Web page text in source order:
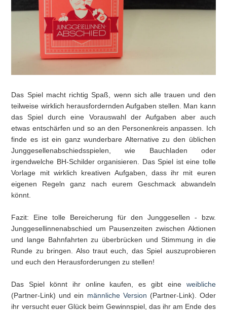
Das Spiel macht richtig Spaß, wenn sich alle trauen und den
teilweise wirklich herausfordernden Aufgaben stellen. Man kann
das Spiel durch eine Vorauswahl der Aufgaben aber auch
etwas entschärfen und so an den Personenkreis anpassen. Ich
finde es ist ein ganz wunderbare Alternative zu den üblichen
Junggesellenabschiedsspielen, wie Bauchladen oder
irgendwelche BH-Schilder organisieren. Das Spiel ist eine tolle
Vorlage mit wirklich kreativen Aufgaben, dass ihr mit euren
eigenen Regeln ganz nach eurem Geschmack abwandeln
könnt.
Fazit: Eine tolle Bereicherung für den Junggesellen - bzw.
Junggesellinnenabschied um Pausenzeiten zwischen Aktionen
und lange Bahnfahrten zu überbrücken und Stimmung in die
Runde zu bringen. Also traut euch, das Spiel auszuprobieren
und euch den Herausforderungen zu stellen!
Das Spiel könnt ihr online kaufen, es gibt eine weibliche
(Partner-Link) und ein männliche Version (Partner-Link). Oder
ihr versucht euer Glück beim Gewinnspiel, das ihr am Ende des